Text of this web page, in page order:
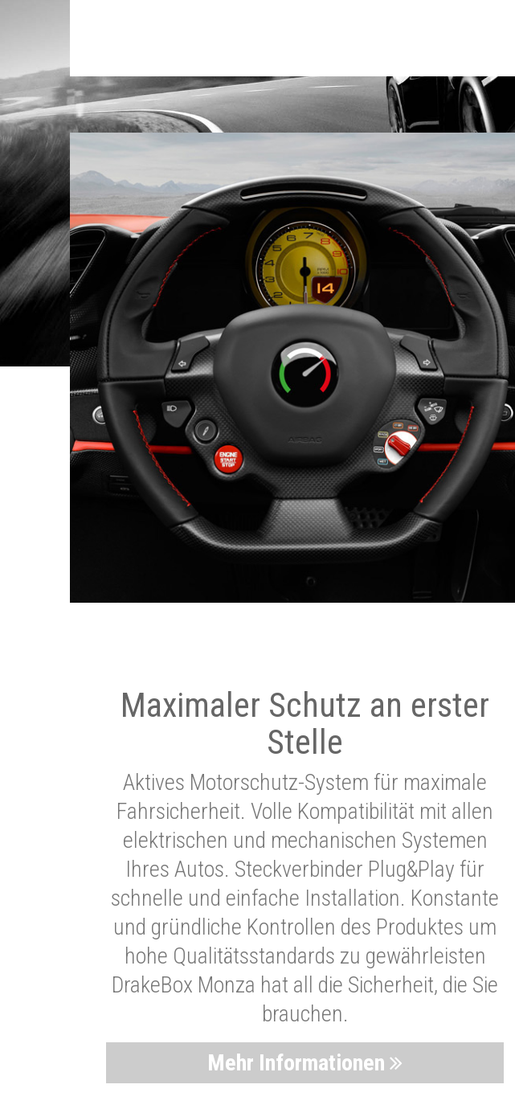
Maximaler Schutz an erster
Stelle
Aktives Motorschutz-System für maximale
Fahrsicherheit. Volle Kompatibilität mit allen
elektrischen und mechanischen Systemen
Ihres Autos. Steckverbinder Plug&Play für
schnelle und einfache Installation. Konstante
und gründliche Kontrollen des Produktes um
hohe Qualitätsstandards zu gewährleisten
DrakeBox Monza hat all die Sicherheit, die Sie
brauchen.
Mehr Informationen